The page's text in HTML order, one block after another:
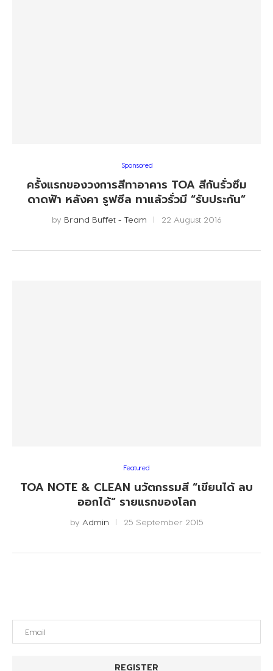
Sponsored
ครั้งแรกของวงการสีทาอาคาร TOA สีกันรั่วซึม
ดาดฟ้า หลังคา รูฟซีล ทาแล้วรั่วมี “รับประกัน”
by Brand Buffet - Team 22 August 2016
Featured
TOA NOTE & CLEAN นวัตกรรมสี “เขียนได้ ลบ
ออกได้” รายแรกของโลก
by Admin 25 September 2015